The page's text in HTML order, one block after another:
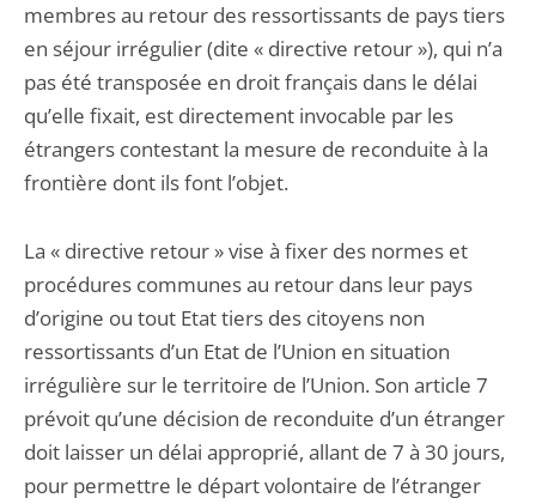
membres au retour des ressortissants de pays tiers
en séjour irrégulier (dite « directive retour »), qui n’a
pas été transposée en droit français dans le délai
qu’elle fixait, est directement invocable par les
étrangers contestant la mesure de reconduite à la
frontière dont ils font l’objet.
La « directive retour » vise à fixer des normes et
procédures communes au retour dans leur pays
d’origine ou tout Etat tiers des citoyens non
ressortissants d’un Etat de l’Union en situation
irrégulière sur le territoire de l’Union. Son article 7
prévoit qu’une décision de reconduite d’un étranger
doit laisser un délai approprié, allant de 7 à 30 jours,
pour permettre le départ volontaire de l’étranger